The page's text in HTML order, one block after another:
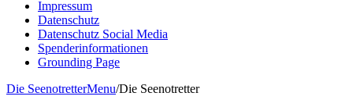
Impressum
Datenschutz
Datenschutz Social Media
Spenderinformationen
Grounding Page
Die SeenotretterMenu/Die Seenotretter